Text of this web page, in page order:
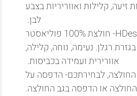
קלילות ואווריריות בצבע
לבן.
מאפייני חולצת דרייפיט של HDesign- חולצת 100% פוליאסטר
בגזרת רגלן. נעימה, נוחה, קלילה,
אוורירית ועמידה בכביסות.
לבחירתכם- הדפסה על
או הדפסה בגב החולצה.